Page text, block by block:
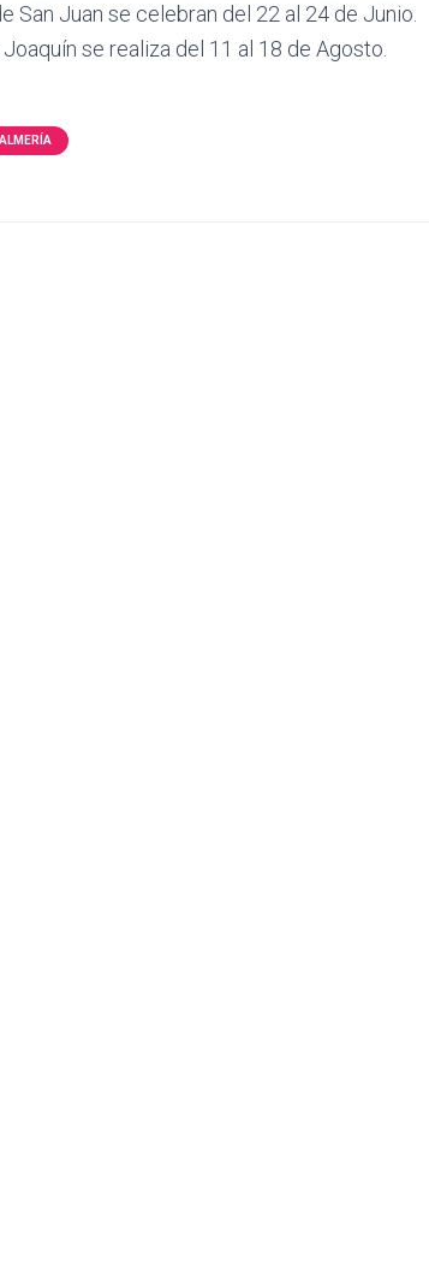
San Juan se celebran del 22 al 24 de Junio.
se realiza del 11 al 18 de Agosto.